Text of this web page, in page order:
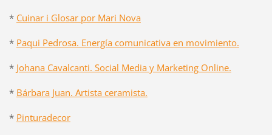
* Cuinar i Glosar por Mari Nova
* Paqui Pedrosa. Energía comunicativa en movimiento.
* Johana Cavalcanti. Social Media y Marketing Online.
* Bárbara Juan. Artista ceramista.
* Pinturadecor